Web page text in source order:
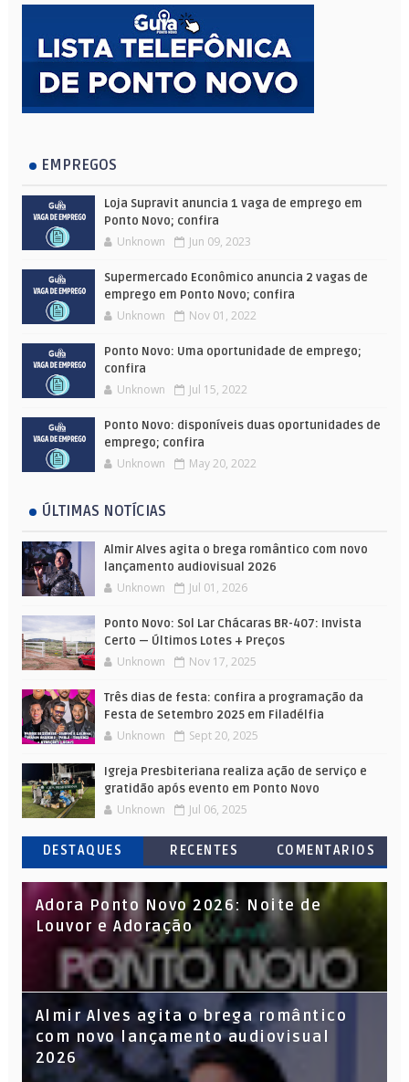
EMPREGOS
Loja Supravit anuncia 1 vaga de emprego em
Ponto Novo; confira
Unknown Jun 09, 2023
Supermercado Econômico anuncia 2 vagas de
emprego em Ponto Novo; confira
Unknown Nov 01, 2022
Ponto Novo: Uma oportunidade de emprego;
confira
Unknown Jul 15, 2022
Ponto Novo: disponíveis duas oportunidades de
emprego; confira
Unknown May 20, 2022
ÚLTIMAS NOTÍCIAS
Almir Alves agita o brega romântico com novo
lançamento audiovisual 2026
Unknown Jul 01, 2026
Ponto Novo: Sol Lar Chácaras BR-407: Invista
Certo — Últimos Lotes + Preços
Unknown Nov 17, 2025
Três dias de festa: confira a programação da
Festa de Setembro 2025 em Filadélfia
Unknown Sept 20, 2025
Igreja Presbiteriana realiza ação de serviço e
gratidão após evento em Ponto Novo
Unknown Jul 06, 2025
DESTAQUES RECENTES COMENTARIOS
Adora Ponto Novo 2026: Noite de
Louvor e Adoração
Almir Alves agita o brega romântico
com novo lançamento audiovisual
2026